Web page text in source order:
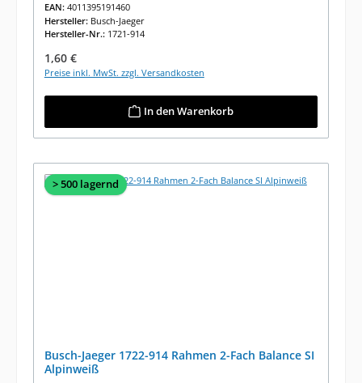
EAN: 4011395191460
Hersteller: Busch-Jaeger
Hersteller-Nr.: 1721-914
Regulärer Preis:
1,60 €
Preise inkl. MwSt. zzgl. Versandkosten
In den Warenkorb
> 500 lagernd
Busch-Jaeger 1722-914 Rahmen 2-Fach Balance SI
Alpinweiß